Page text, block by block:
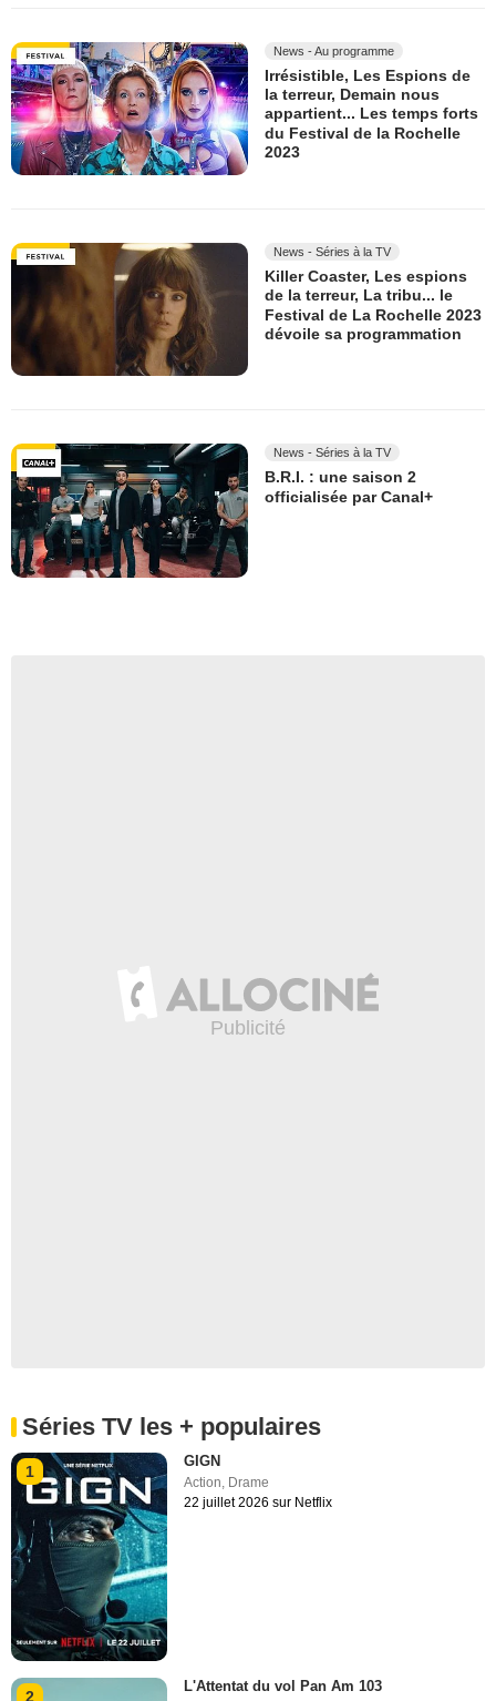
News - Au programme
Irrésistible, Les Espions de
la terreur, Demain nous
appartient... Les temps forts
du Festival de la Rochelle
2023
News - Séries à la TV
Killer Coaster, Les espions
de la terreur, La tribu... le
Festival de La Rochelle 2023
dévoile sa programmation
News - Séries à la TV
B.R.I. : une saison 2
officialisée par Canal+
Séries TV les + populaires
1
GIGN
Action Drame
22 juillet 2026 sur Netflix
2
L'Attentat du vol Pan Am 103